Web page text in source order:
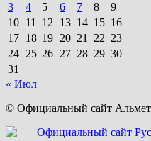
3
4 5 6 7 8
9
10 11 12 13 14 15 16
17 18 19 20 21 22 23
24 25 26 27 28 29 30
31
« Июл
© Официальный сайт